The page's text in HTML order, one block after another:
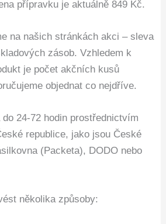
přípravku je aktuálně 849 Kč.
na našich stránkách akci – sleva
zásob. Vzhledem k
je počet akčních kusů
objednat co nejdříve.
24-72 hodin prostřednictvím
republice, jako jsou České
(Packeta), DODO nebo
několika způsoby: